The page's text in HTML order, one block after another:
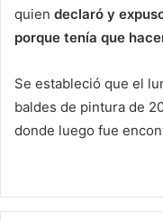
quien declaró y
porque tenía que
Se estableció que el
baldes de pintura de
donde luego fue